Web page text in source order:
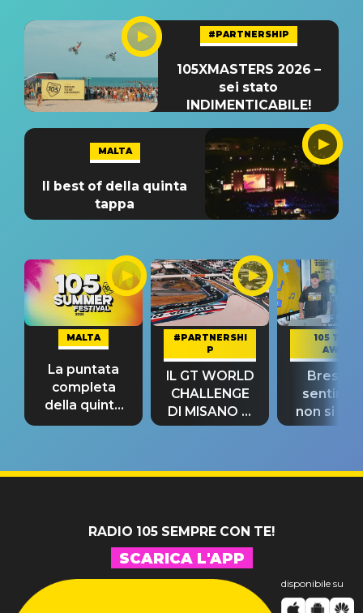
#PARTNERSHIP
105XMASTERS 2026 –
sei stato
INDIMENTICABILE!
MALTA
Il best of della quinta
tappa
MALTA
La puntata
completa
della quinta
tappa
#PARTNERSHI
P
IL GT WORLD
CHALLENGE
DI MISANO si
riconferma
105 TAKE
AWAY
Bresh:
non si
fino alla
RADIO 105 SEMPRE CON TE!
SCARICA L'APP
disponibile su